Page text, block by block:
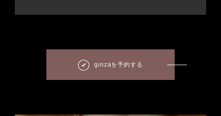
ginzaを予約する